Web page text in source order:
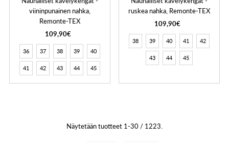
viininpunainen nahka,
Remonte-TEX
109,90€
36 37 38 39 40
41 42 43 44 45
ruskea nahka, Remonte-TEX
109,90€
38 39 40 41 42
43 44 45
Näytetään tuotteet 1-30 / 1223.